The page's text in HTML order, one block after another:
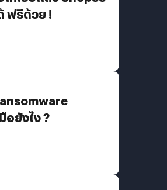
ฟรีด้วย !
ยังไง ?